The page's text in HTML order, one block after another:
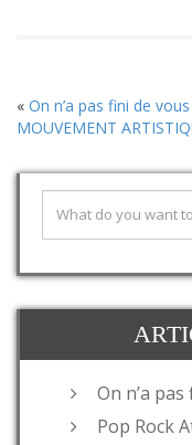
« On n’a pas fini de
MOUVEMENT
On n’a
Pop Rock